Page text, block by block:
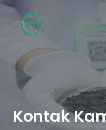
Kontak